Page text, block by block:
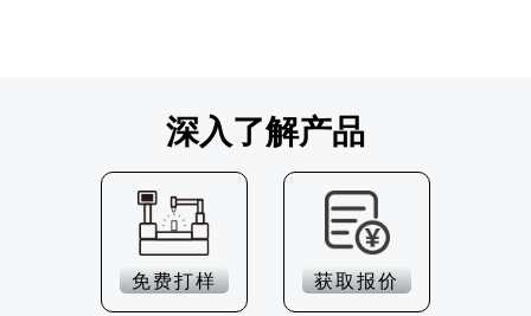
深入了解产品
免费打样 获取报价